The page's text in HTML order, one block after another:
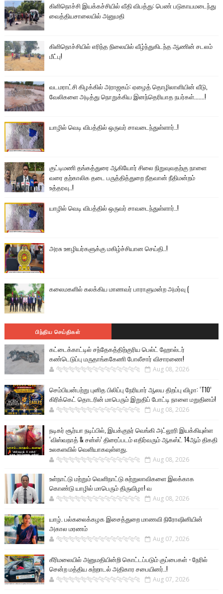
கிளிநொச்சி இயக்கச்சியில் வீதி விபத்து: பெண் படுகாயமடைந்து
வைத்தியசாலையில் அனுமதி
கிளிநொச்சியில் எரிந்த நிலையில் வீழ்ந்துகிடந்த ஆணின் சடலம்
மீட்பு!
வடமராட்சி கிழக்கில் அராஜகம்: ஏழைத் தொழிலாளியின் வீடு,
வேலிகளை அடித்து நொறுக்கிய இனந்தெரியாத நபர்கள்.......!
யாழில் வெடி விபத்தில் ஒருவர் சாவடைந்துள்ளார்..!
குட்டிமணி தங்கத்துரை ஆகியோர் சிலை நிறுவுவதற்கு நாளை
வரை தற்காலிக தடை பருத்தித்துறை நீதவான் நீதிமன்றம்
உத்தரவு..!
யாழில் வெடி விபத்தில் ஒருவர் சாவடைந்துள்ளார்..!
அரசு ஊழியர்களுக்கு மகிழ்ச்சியான செய்தி..!
கலைமகளில் கலக்கிய மாணவர் பாராளுமன்ற அமர்வு (
பிந்திய செய்திகள்
கட்டைக்காட்டில் சந்தேகத்திற்குரிய பெல்ட் ஹோல்டர்
கண்டெடுப்பு மருதாங்ககேணி போலீசார் விசாரணை!
🐅🐅🐅🐅🐅🐅🐆🐆🐆🐆🐆🐆🐆🐆 Aug 08, 2026
செம்பியன்பற்று புனித பிலிப்பு நேரியார் ஆலய திறப்பு விழா: ‘T10’
கிரிக்கெட் தொடரின் மாபெரும் இறுதிப் போட்டி நாளை மறுதினம்!
🐅🐅🐅🐅🐅🐅🐆🐆🐆🐆🐆🐆🐆🐆 Aug 08, 2026
நடிகர் சூர்யா நடிப்பில், இயக்குநர் வெங்கி அட்லூரி இயக்கியுள்ள
‘விஸ்வநாத் & சன்ஸ்’ திரைப்படம் எதிர்வரும் ஆகஸ்ட் 14ஆம் திகதி
உலகளவில் வெளியாகவுள்ளது.
🐅🐅🐅🐅🐅🐅🐆🐆🐆🐆🐆🐆🐆🐆 Aug 08, 2026
உள்நாட்டு மற்றும் வெளிநாட்டு சுற்றுலாவிகளை இலக்காக
கொண்டு யாழில் மாபெரும் திருவிழா! வ
🐅🐅🐅🐅🐅🐅🐆🐆🐆🐆🐆🐆🐆🐆 Aug 08, 2026
யாழ். பல்கலைக்கழக இசைத்துறை மாணவி நிரோஷினியின்
அகால மரணம்
🐅🐅🐅🐅🐅🐅🐆🐆🐆🐆🐆🐆🐆🐆 Aug 07, 2026
கீரிமலையில் அனுமதியின்றி கொட்டப்படும் குப்பைகள் - நேரில்
சென்ற மத்திய சுற்றாடல் அதிகார சபையினர்..!
🐅🐅🐅🐅🐅🐅🐆🐆🐆🐆🐆🐆🐆🐆 Aug 07, 2026